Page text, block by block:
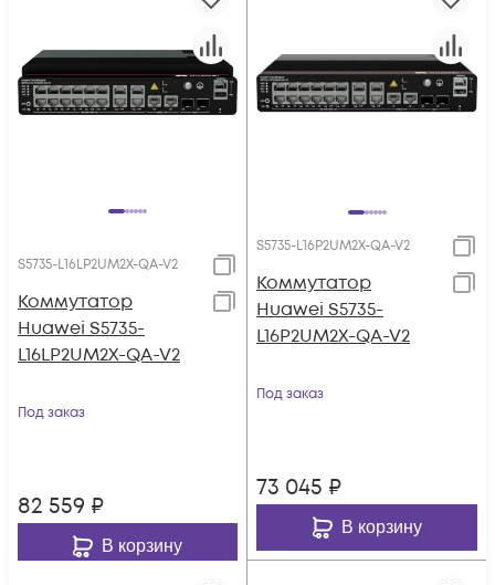
S5735-L16LP2UM2X-QA-V2
Коммутатор
Huawei S5735-
L16LP2UM2X-QA-V2
Под заказ
82 559 ₽
В корзину
S5735-L16P2UM2X-QA-V2
Коммутатор
Huawei S5735-
L16P2UM2X-QA-V2
Под заказ
73 045 ₽
В корзину